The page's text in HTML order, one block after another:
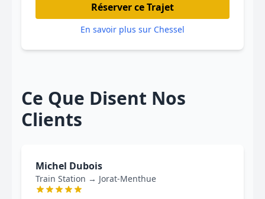
Réserver ce Trajet
En savoir plus sur Chessel
Ce Que Disent Nos
Clients
Michel Dubois
Train Station → Jorat-Menthue